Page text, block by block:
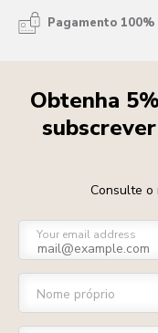
Pagamento
Obtenha
Consulte o
Your email address
Nome próprio